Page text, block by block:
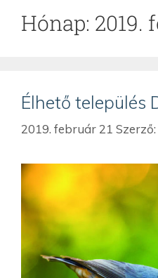
Hónap: 2019.
Élhető település
2019. február 21 Szerző: